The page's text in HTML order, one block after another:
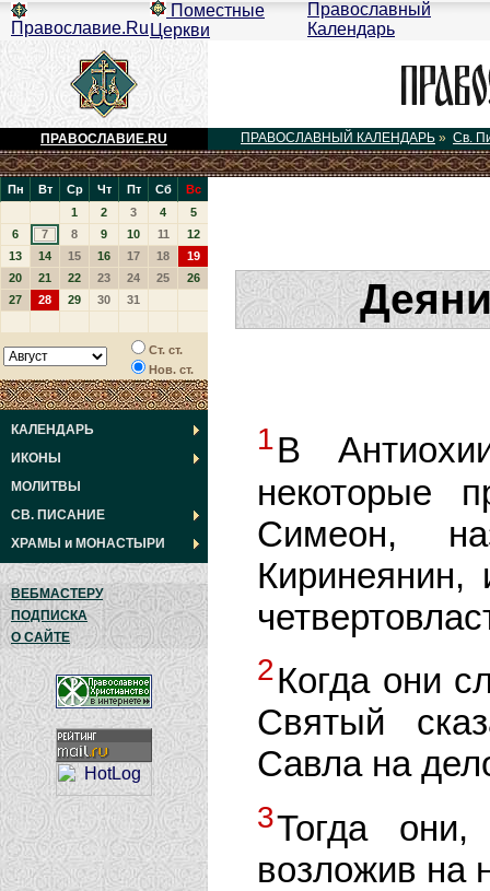
Православие.Ru
Поместные
Церкви
Православный
Календарь
ПРАВОСЛАВИЕ.RU ПРАВОСЛАВНЫЙ КАЛЕНДАРЬ » Св.
Пн Вт Ср Чт Пт Сб
Вс
1
2 3 4
5
6
7 8 9 10 11
12
13
14 15 16 17 18
19
20
21 22 23 24 25
26
27
28 29 30 31
Ст. ст.
Нов. ст.
КАЛЕНДАРЬ
ИКОНЫ
МОЛИТВЫ
СВ. ПИСАНИЕ
ХРАМЫ и МОНАСТЫРИ
ВЕБМАСТЕРУ
ПОДПИСКА
О САЙТЕ
1В
некоторые
Симеон,
Киринеянин,
2Когда они
Святый
Савла на
3Тогда
возложив на